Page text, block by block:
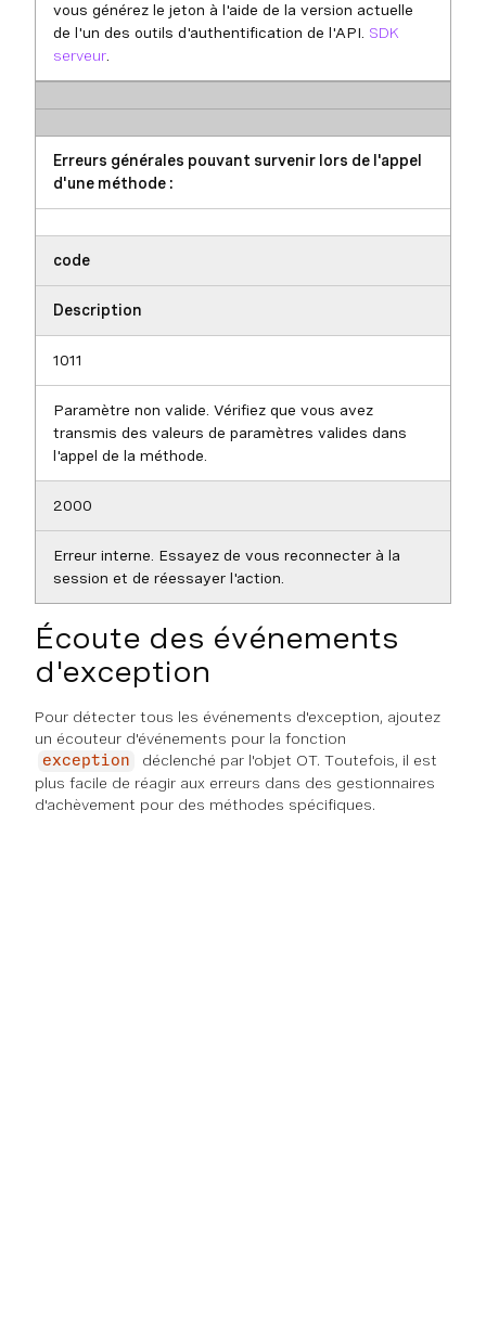
vous générez le jeton à l'aide de la version actuelle
de l'un des outils d'authentification de l'API. SDK
serveur
Erreurs générales pouvant survenir lors de l'appel
d'une méthode :
code
Description
1011
Paramètre non valide. Vérifiez que vous avez
transmis des valeurs de paramètres valides dans
l'appel de la méthode.
2000
Erreur interne. Essayez de vous reconnecter à la
session et de réessayer l'action.
Écoute des événements
d'exception
Pour détecter tous les événements d'exception, ajoutez
un écouteur d'événements pour la fonction
exception
déclenché par l'objet OT. Toutefois, il est
plus facile de réagir aux erreurs dans des gestionnaires
d'achèvement pour des méthodes spécifiques.